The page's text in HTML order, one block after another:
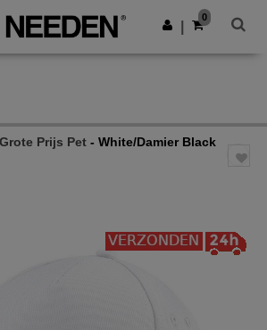
in de app!
Download app
0
Prijs Pet - White/Damier Black